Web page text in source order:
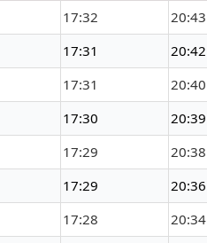
17:32 20:43
17:31 20:42
17:31 20:40
17:30 20:39
17:29 20:38
17:29 20:36
17:28 20:34